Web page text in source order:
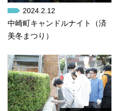
2024.2.12
中崎町キャンドルナイト（済
美冬まつり）